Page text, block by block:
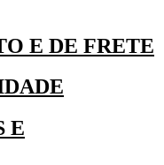
E DE FRETE
E